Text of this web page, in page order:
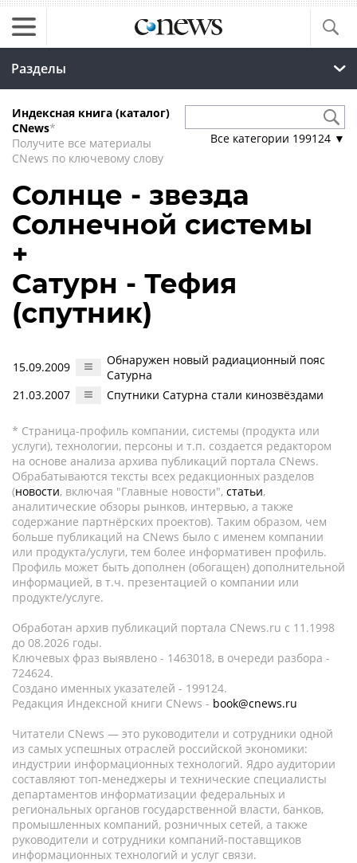
Разделы
Индексная книга (каталог)
CNews*
Получите все материалы
CNews по ключевому слову
Все категории 199124 ▼
Солнце - звезда
Солнечной системы
+
Сатурн - Тефия
(спутник)
15.09.2009
Обнаружен новый радиационный пояс
Сатурна
21.03.2007
Спутники Сатурна стали кинозвёздами
* Страница-профиль компании, системы (продукта или
услуги), технологии, персоны и т.п. создается редактором
на основе анализа архива публикаций портала CNews.
Обрабатываются тексты всех редакционных разделов
(новости, включая "Главные новости", статьи,
аналитические обзоры рынков, интервью, а также
содержание партнёрских проектов). Таким образом, чем
больше публикаций на CNews было с именем компании
или продукта/услуги, тем более информативен профиль.
Профиль может быть дополнен (обогащен) дополнительной
информацией, в т.ч. презентацией о компании или
продукте/услуге.
Обработан архив публикаций портала CNews.ru c 11.1998
до 08.2026 годы.
Ключевых фраз выявлено - 1463018, в очереди разбора -
724624.
Создано именных указателей - 199124.
Редакция Индексной книги CNews - book@cnews.ru
Читатели CNews — это руководители и сотрудники одной
из самых успешных отраслей российской экономики:
индустрии информационных технологий. Ядро аудитории
составляют топ-менеджеры и технические специалисты
департаментов информатизации федеральных и
региональных органов государственной власти, банков,
промышленных компаний, розничных сетей, а также
руководители и сотрудники компаний-поставщиков
информационных технологий и услуг связи.